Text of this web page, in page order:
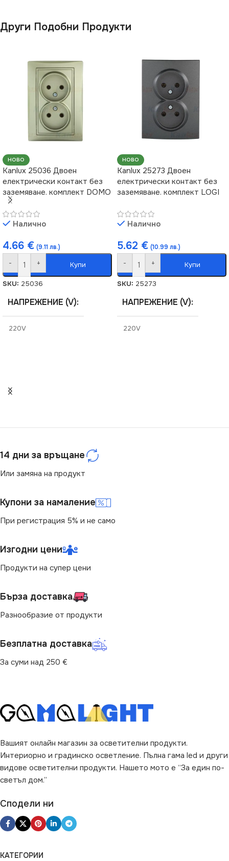
Други Подобни Продукти
НОВО
Kanlux 25036 Двоен
електрически контакт без
заземяване. комплект DOMO
Налично
4.66 € (9.11 лв.)
- + Купи
SKU: 25036
НАПРЕЖЕНИЕ (V)
220V
МАРКА KANLUX
КОНТАКТ Двоен
НОВО
Kanlux 25273 Двоен
електрически контакт без
заземяване. комплект LOGI
Налично
5.62 € (10.99 лв.)
- + Купи
SKU: 25273
НАПРЕЖЕНИЕ (V)
220V
14 дни за връщане
Или замяна на продукт
Купони за намаление
При регистрация 5% и не само
Изгодни цени
Продукти на супер цени
Бърза доставка
Разнообразие от продукти
Безплатна доставка
За суми над 250 €
Вашият онлайн магазин за осветителни продукти.
Интериорно и градинско осветление. Пълна гама led и други
видове осветителни продукти. Нашето мото е “За един по-
светъл дом.”
Сподели ни
КАТЕГОРИИ